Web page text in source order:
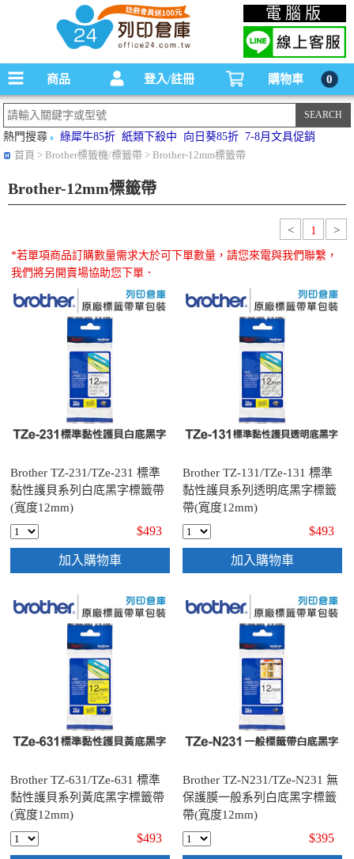
碳粉匣，墨水匣,原廠碳粉匣，副廠碳粉匣，環保碳粉匣,連續供墨印表機-office24列印
倉庫線上購物手機版
電腦版
商品 登入/註冊 購物車 0
熱門搜尋 綠犀牛85折 紙類下殺中 向日葵85折 7-8月文具促銷
首頁 > Brother標籤機/標籤帶 > Brother-12mm標籤帶
Brother-12mm標籤帶
< 1 >
*若單項商品訂購數量需求大於可下單數量，請您來電與我們聯繫，
我們將另開賣場協助您下單．
Brother TZ-231/TZe-231 標準
黏性護貝系列白底黑字標籤帶
(寬度12mm)
$493
加入購物車
Brother TZ-131/TZe-131 標準
黏性護貝系列透明底黑字標籤
帶(寬度12mm)
$493
加入購物車
Brother TZ-631/TZe-631 標準
黏性護貝系列黃底黑字標籤帶
(寬度12mm)
$493
Brother TZ-N231/TZe-N231 無
保護膜一般系列白底黑字標籤
帶(寬度12mm)
$395